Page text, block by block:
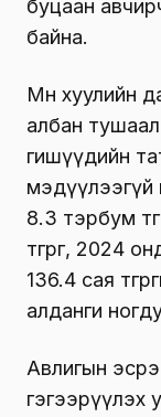
буцаан
байна.
Мөн хуулийн
албан
гишүүдийн
мэдүүлээгүй
8.3 тэрбум
төгрөг, 2024
136.4 сая
алданги
Авлигын
гэгээрүүлэх